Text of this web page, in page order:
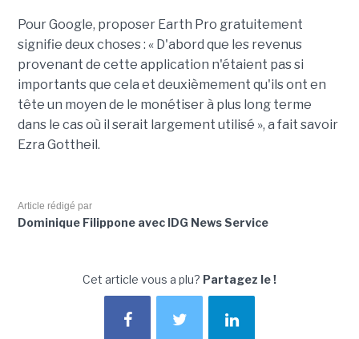
Pour Google, proposer Earth Pro gratuitement
signifie deux choses : « D'abord que les revenus
provenant de cette application n'étaient pas si
importants que cela et deuxièmement qu'ils ont en
tête un moyen de le monétiser à plus long terme
dans le cas où il serait largement utilisé », a fait savoir
Ezra Gottheil.
Article rédigé par
Dominique Filippone avec IDG News Service
Cet article vous a plu? Partagez le !